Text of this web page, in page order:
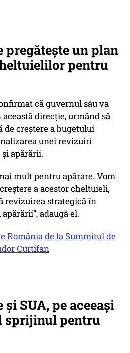
pregătește un plan
pentru
că guvernul său va
direcție, urmând să
de creștere a bugetului
unei revizuiri
apărării.
mult pentru apărare. Vom
a acestor cheltuieli,
revizuirea strategică în
adaugăel.
România de la Summitul de
Curtifan
SUA, pe aceeași
sprijinul pentru